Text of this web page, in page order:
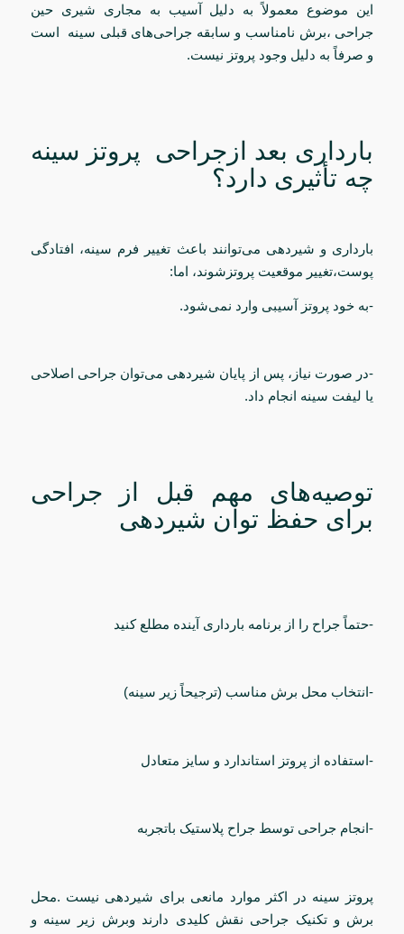
این موضوع معمولاً به دلیل آسیب به مجاری شیری حین
جراحی ،برش نامناسب و سابقه جراحی‌های قبلی سینه است
و صرفاً به دلیل وجود پروتز نیست.
بارداری بعد ازجراحی پروتز سینه
چه تأثیری دارد؟
بارداری و شیردهی می‌توانند باعث تغییر فرم سینه، افتادگی
پوست،تغییر موقعیت پروتزشوند، اما:
-به خود پروتز آسیبی وارد نمی‌شود.
-در صورت نیاز، پس از پایان شیردهی می‌توان جراحی اصلاحی
یا لیفت سینه انجام داد.
توصیه‌های مهم قبل از جراحی
برای حفظ توان شیردهی
-حتماً جراح را از برنامه بارداری آینده مطلع کنید
-انتخاب محل برش مناسب (ترجیحاً زیر سینه)
-استفاده از پروتز استاندارد و سایز متعادل
-انجام جراحی توسط جراح پلاستیک باتجربه
پروتز سینه در اکثر موارد مانعی برای شیردهی نیست .محل
برش و تکنیک جراحی نقش کلیدی دارند وبرش زیر سینه و